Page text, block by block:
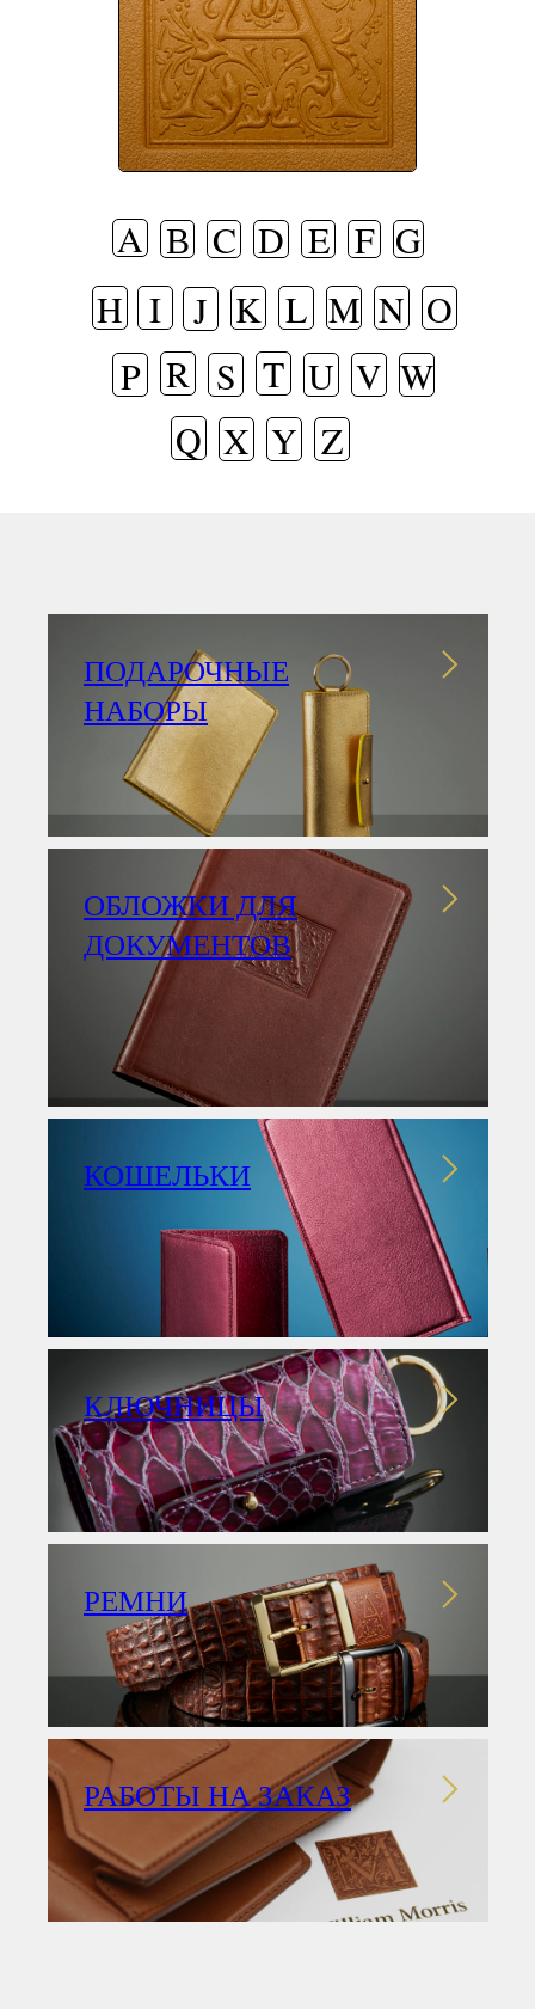
R
В
T
C E
D
S
A F G
I
H
P
J K L M N O
U V W
X Y Z
Q
ПОДАРОЧНЫЕ
НАБОРЫ
ОБЛОЖКИ ДЛЯ
ДОКУМЕНТОВ
КОШЕЛЬКИ
КЛЮЧНИЦЫ
РЕМНИ
РАБОТЫ НА ЗАКАЗ